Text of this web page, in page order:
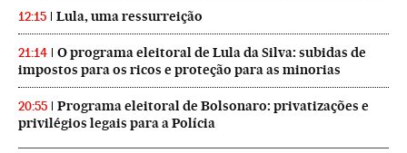
12:15 Lula, uma ressurreição
21:14
O programa eleitoral de Lula da Silva: subidas de
impostos para os ricos e proteção para as minorias
20:55
Programa eleitoral de Bolsonaro: privatizações e
privilégios legais para a Polícia